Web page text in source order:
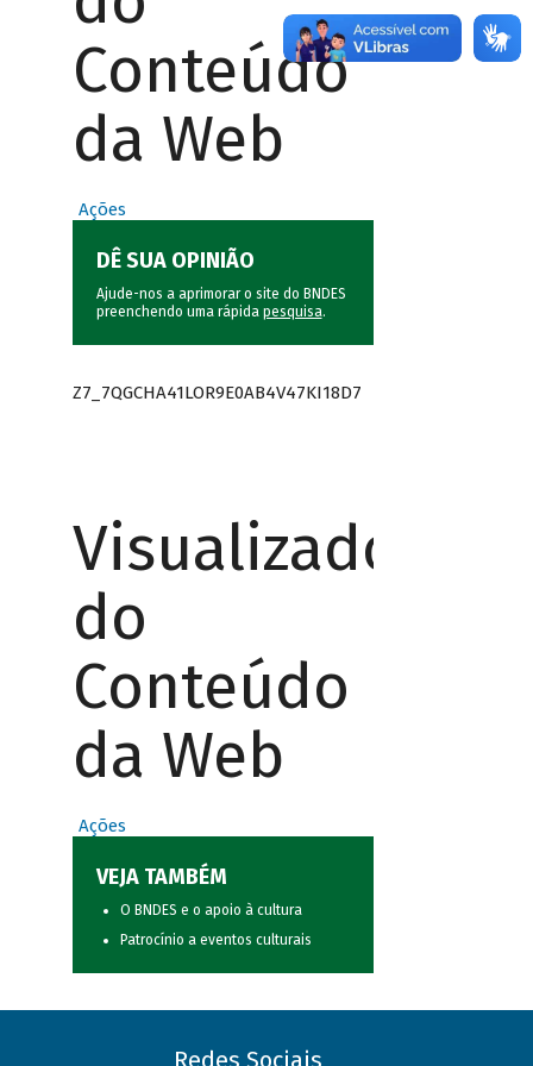
Conteúdo
da Web
Ações
DÊ SUA OPINIÃO
Ajude-nos a aprimorar o site do BNDES
preenchendo uma rápida pesquisa.
Z7_7QGCHA41LOR9E0AB4V47KI18D7
Visualizador
do
Conteúdo
da Web
Ações
VEJA TAMBÉM
O BNDES e o apoio à cultura
Patrocínio a eventos culturais
Redes Sociais